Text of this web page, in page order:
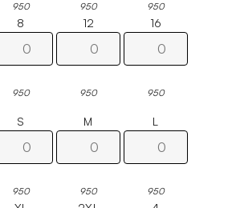
950 950 950
8
950
12
950
16
950
S
950
M
950
L
950